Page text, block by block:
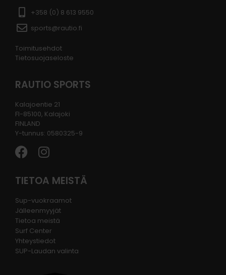
+358 (0) 8 613 9550
sports@rautio.fi
Toimitusehdot
Tietosuojaseloste
RAUTIO SPORTS
Kalajoentie 21
FI-85100, Kalajoki
FINLAND
Y-tunnus: 0580325-9
TIETOA MEISTÄ
Sup-vuokraamot
Jälleenmyyjät
Tietoa meistä
Surf Center
Yhteystiedot
SUP-Laudan valinta